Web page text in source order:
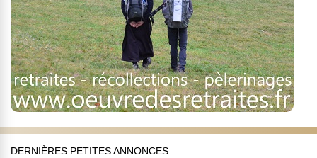
DERNIÈRES PETITES ANNONCES